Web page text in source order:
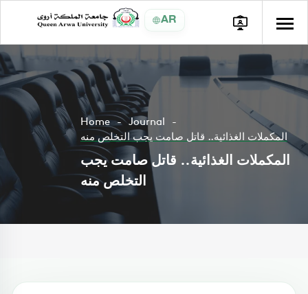
AR
Home
Journal
المكملات الغذائية.. قاتل صامت يجب التخلص منه
المكملات الغذائية.. قاتل صامت يجب
التخلص منه